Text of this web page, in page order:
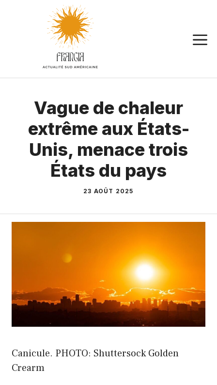
Vague de chaleur
extrême aux États-
Unis, menace trois
États du pays
23 AOÛT 2025
Canicule. PHOTO: Shuttersock Golden
Crearm